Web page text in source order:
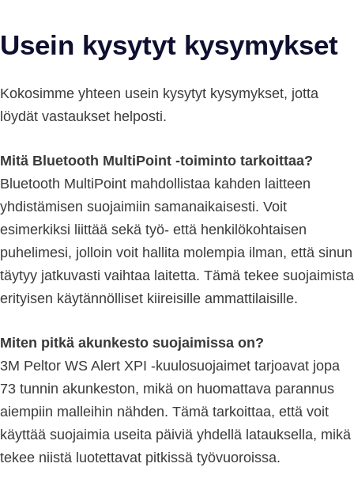
Usein kysytyt kysymykset
Kokosimme yhteen usein kysytyt kysymykset, jotta
löydät vastaukset helposti.
Mitä Bluetooth MultiPoint -toiminto tarkoittaa?
Bluetooth MultiPoint mahdollistaa kahden laitteen
yhdistämisen suojaimiin samanaikaisesti. Voit
esimerkiksi liittää sekä työ- että henkilökohtaisen
puhelimesi, jolloin voit hallita molempia ilman, että sinun
täytyy jatkuvasti vaihtaa laitetta. Tämä tekee suojaimista
erityisen käytännölliset kiireisille ammattilaisille.
Miten pitkä akunkesto suojaimissa on?
3M Peltor WS Alert XPI -kuulosuojaimet tarjoavat jopa
73 tunnin akunkeston, mikä on huomattava parannus
aiempiin malleihin nähden. Tämä tarkoittaa, että voit
käyttää suojaimia useita päiviä yhdellä latauksella, mikä
tekee niistä luotettavat pitkissä työvuoroissa.